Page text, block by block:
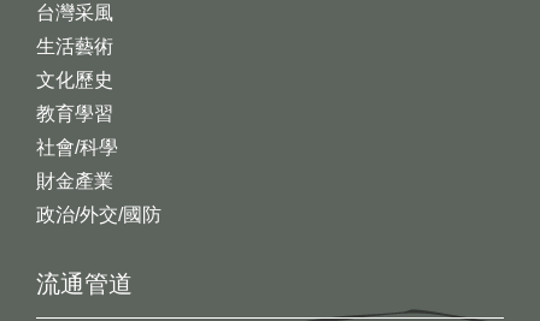
台灣采風
生活藝術
文化歷史
教育學習
社會/科學
財金產業
政治/外交/國防
流通管道